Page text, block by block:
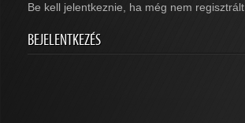
Be kell jelentkeznie, ha még nem regisztrált
BEJELENTKEZÉS